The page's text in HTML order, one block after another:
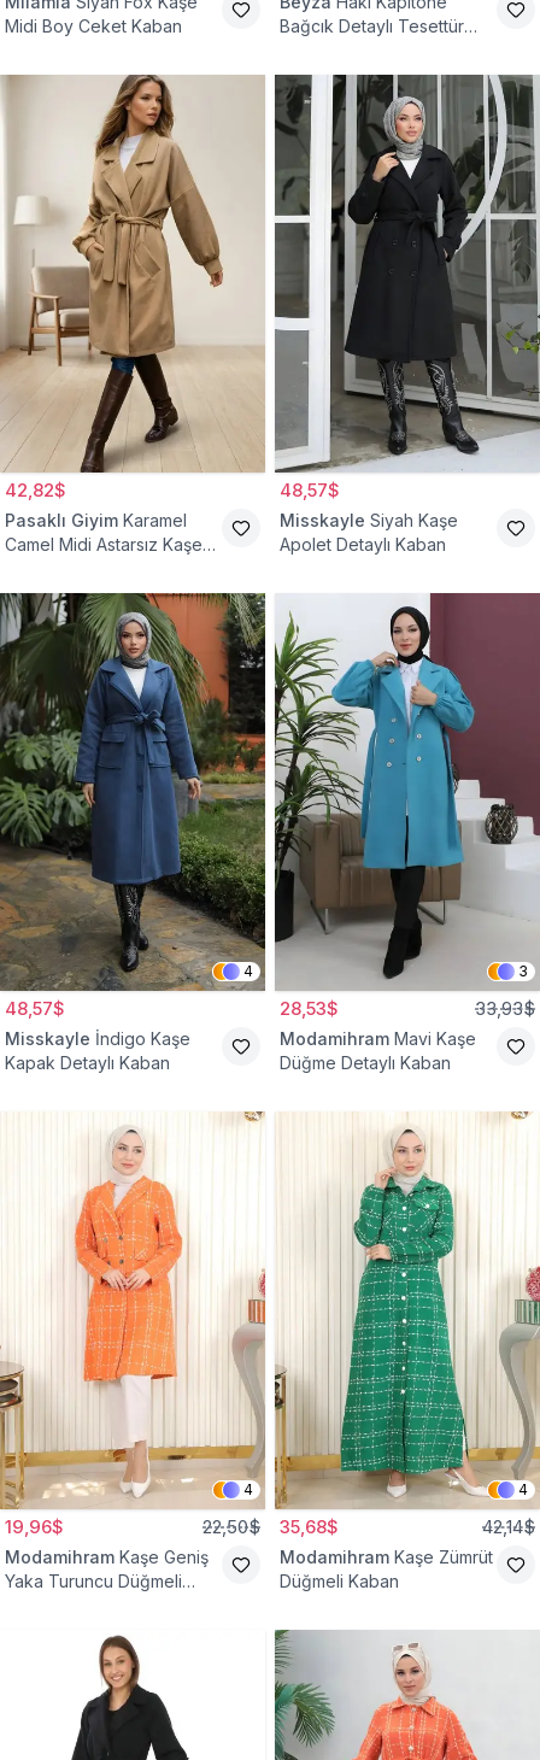
Midi Boy Ceket Kaban
Bağcık Detaylı Tesettür
42,82$
Pasaklı Giyim Karamel
Camel Midi Astarsız Kaşe
48,57$
Misskayle Siyah Kaşe
Apolet Detaylı Kaban
4
48,57$
Misskayle İndigo Kaşe
Kapak Detaylı Kaban
3
28,53$ 33,93$
Modamihram Mavi Kaşe
Düğme Detaylı Kaban
4
19,96$ 22,50$
Modamihram Kaşe Geniş
Yaka Turuncu Düğmeli
4
35,68$ 42,14$
Modamihram Kaşe Zümrüt
Düğmeli Kaban